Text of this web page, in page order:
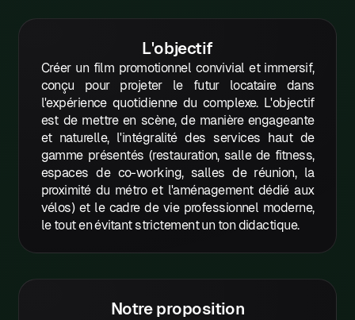
H
L
M
N
0
P
R
L'objectif
Créer un film promotionnel convivial et immersif,
conçu pour projeter le futur locataire dans
l'expérience quotidienne du complexe. L'objectif
est de mettre en scène, de manière engageante
et naturelle, l'intégralité des services haut de
gamme présentés (restauration, salle de fitness,
espaces de co-working, salles de réunion, la
proximité du métro et l'aménagement dédié aux
vélos) et le cadre de vie professionnel moderne,
le tout en évitant strictement un ton didactique.
Notre proposition